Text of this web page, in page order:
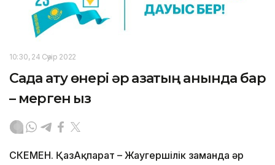
10:30, 24 Сәуір 2022
Садақ ату өнері әр қазақтың қанында бар
– мерген қыз
ӨСКЕМЕН. ҚазАқпарат – Жаугершілік заманда әр